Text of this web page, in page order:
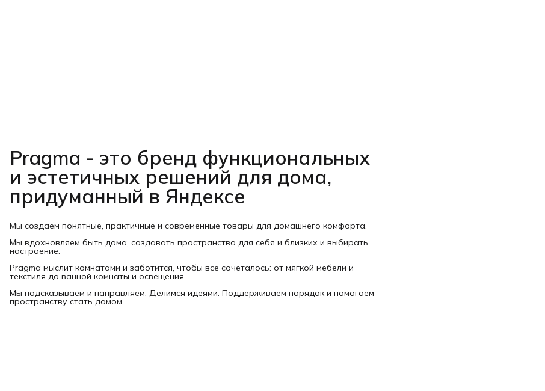
Pragma - это бренд функциональных
и эстетичных решений для дома,
придуманный в Яндексе
Мы создаём понятные, практичные и современные товары для домашнего комфорта.
Мы вдохновляем быть дома, создавать пространство для себя и близких и выбирать
настроение.
Pragma мыслит комнатами и заботится, чтобы всё сочеталось: от мягкой мебели и
текстиля до ванной комнаты и освещения.
Мы подсказываем и направляем. Делимся идеями. Поддерживаем порядок и помогаем
пространству стать домом.